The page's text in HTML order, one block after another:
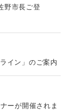
野市長ご登
イン」のご案内
ーが開催されま